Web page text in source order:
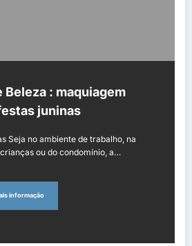
Beleza : maquiagem
juninas
Seja no ambiente de trabalho, na
ou do condomínio, a…
informação